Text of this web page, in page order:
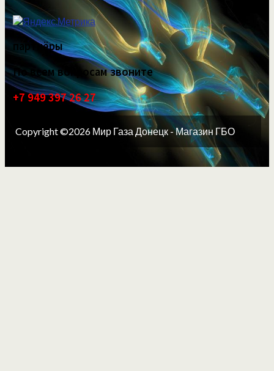
партнёры
По всем вопросам звоните
+7 949 397 26 27
Copyright ©2026 Мир Газа Донецк - Магазин ГБО